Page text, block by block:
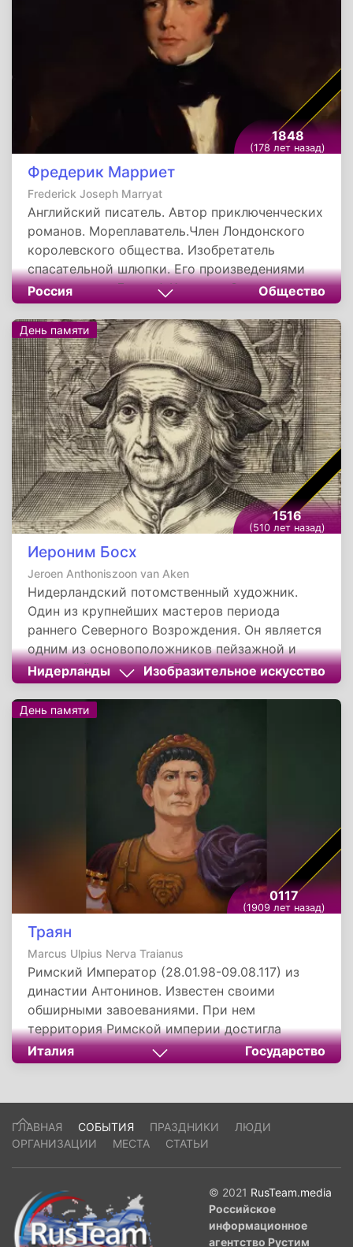
1848
(178 лет назад)
Фредерик Марриет
Frederick Joseph Marryat
Английский писатель. Автор приключенческих
романов. Мореплаватель.Член Лондонского
королевского общества. Изобретатель
спасательной шлюпки. Его произведениями
восхищались Джозеф Конрад и Эрнест
Хемингуэй.
Россия Общество
1516
(510 лет назад)
Иероним Босх
Jeroen Anthoniszoon van Aken
Нидерландский потомственный художник.
Один из крупнейших мастеров периода
раннего Северного Возрождения. Он является
одним из основоположников пейзажной и
жанровой живописи в Европе...
Нидерланды Изобразительное искусство
День памяти
0117
(1909 лет назад)
Траян
Marcus Ulpius Nerva Traianus
Римский Император (28.01.98-09.08.117) из
династии Антонинов. Известен своими
обширными завоеваниями. При нем
территория Римской империи достигла
максимальных размеров.
Италия Государство
День памяти
ГЛАВНАЯ СОБЫТИЯ ПРАЗДНИКИ
ЛЮДИ
ОРГАНИЗАЦИИ
МЕСТА СТАТЬИ
© 2021 RusTeam.media
Российское
информационное
агентство Рустим